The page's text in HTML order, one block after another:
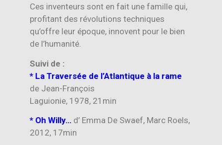
Ces inventeurs sont en fait une famille qui,
profitant des révolutions techniques
qu’offre leur époque, innovent pour le bien
de l’humanité.
Suivi de :
* La Traversée de l’Atlantique à la rame
de Jean-François
Laguionie, 1978, 21min
* Oh Willy… d’ Emma De Swaef, Marc Roels,
2012, 17min